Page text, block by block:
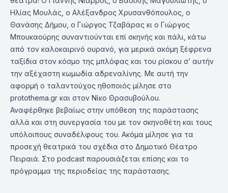
Ηλίας Μουλάς, ο Αλέξανδρος Χρυσανθόπουλος, ο
Θανάσης Δήμου, ο Γιώργος Τζαβάρας κι ο Γιώργος
Μπουκαούρης συναντιούνται επί σκηνής και πάλι, κάτω
από τον καλοκαιρινό ουρανό, για μερικά ακόμη ξέφρενα
ταξίδια στον κόσμο της μπλόφας και του ρίσκου σ’ αυτήν
την αξέχαστη κωμωδία αδρεναλίνης. Με αυτή την
αφορμή ο ταλαντούχος ηθοποιός μίλησε στο
protothema.gr και στον Νίκο Θρασυβούλου.
Αναφέρθηκε βεβαίως στην υπόθεση της παράστασης
αλλά και στη συνεργασία του με τον σκηνοθέτη και τους
υπόλοιπους συναδέλφους του. Ακόμα μίλησε για τα
προσεχή θεατρικά του σχέδια στο Δημοτικό Θέατρο
Πειραιά. Στο podcast παρουσιάζεται επίσης και το
πρόγραμμα της περιοδείας της παράστασης.